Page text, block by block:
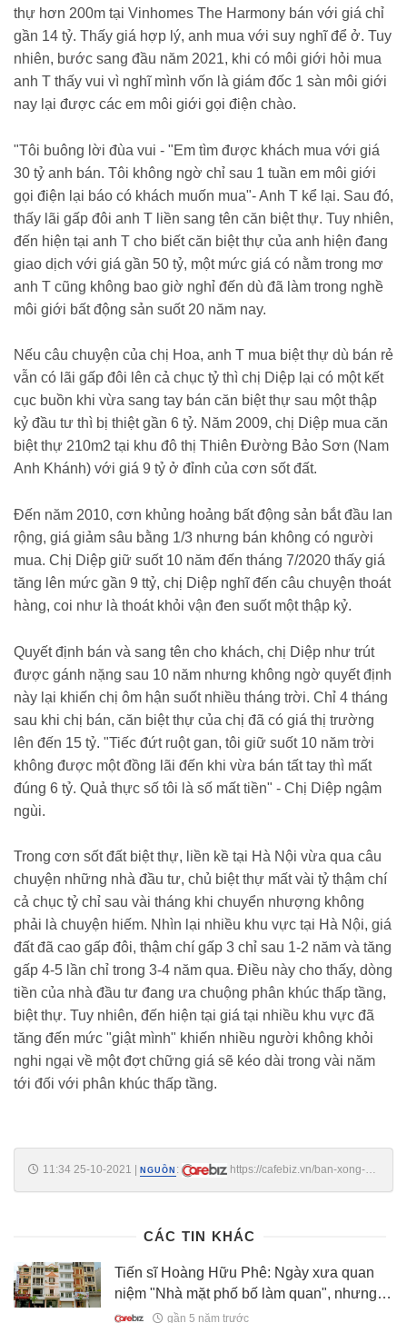
thự hơn 200m tại Vinhomes The Harmony bán với giá chỉ
gần 14 tỷ. Thấy giá hợp lý, anh mua với suy nghĩ để ở. Tuy
nhiên, bước sang đầu năm 2021, khi có môi giới hỏi mua
anh T thấy vui vì nghĩ mình vốn là giám đốc 1 sàn môi giới
nay lại được các em môi giới gọi điện chào.
"Tôi buông lời đùa vui - "Em tìm được khách mua với giá
30 tỷ anh bán. Tôi không ngờ chỉ sau 1 tuần em môi giới
gọi điện lại báo có khách muốn mua"- Anh T kể lại. Sau đó,
thấy lãi gấp đôi anh T liền sang tên căn biệt thự. Tuy nhiên,
đến hiện tại anh T cho biết căn biệt thự của anh hiện đang
giao dịch với giá gần 50 tỷ, một mức giá có nằm trong mơ
anh T cũng không bao giờ nghỉ đến dù đã làm trong nghề
môi giới bất động sản suốt 20 năm nay.
Nếu câu chuyện của chị Hoa, anh T mua biệt thự dù bán rẻ
vẫn có lãi gấp đôi lên cả chục tỷ thì chị Diệp lại có một kết
cục buồn khi vừa sang tay bán căn biệt thự sau một thập
kỷ đầu tư thì bị thiệt gần 6 tỷ. Năm 2009, chị Diệp mua căn
biệt thự 210m2 tại khu đô thị Thiên Đường Bảo Sơn (Nam
Anh Khánh) với giá 9 tỷ ở đỉnh của cơn sốt đất.
Đến năm 2010, cơn khủng hoảng bất động sản bắt đầu lan
rộng, giá giảm sâu bằng 1/3 nhưng bán không có người
mua. Chị Diệp giữ suốt 10 năm đến tháng 7/2020 thấy giá
tăng lên mức gần 9 ttỷ, chị Diệp nghĩ đến câu chuyện thoát
hàng, coi như là thoát khỏi vận đen suốt một thập kỷ.
Quyết định bán và sang tên cho khách, chị Diệp như trút
được gánh nặng sau 10 năm nhưng không ngờ quyết định
này lại khiến chị ôm hận suốt nhiều tháng trời. Chỉ 4 tháng
sau khi chị bán, căn biệt thự của chị đã có giá thị trường
lên đến 15 tỷ. "Tiếc đứt ruột gan, tôi giữ suốt 10 năm trời
không được một đồng lãi đến khi vừa bán tất tay thì mất
đúng 6 tỷ. Quả thực số tôi là số mất tiền" - Chị Diệp ngậm
ngùi.
Trong cơn sốt đất biệt thự, liền kề tại Hà Nội vừa qua câu
chuyện những nhà đầu tư, chủ biệt thự mất vài tỷ thậm chí
cả chục tỷ chỉ sau vài tháng khi chuyển nhượng không
phải là chuyện hiếm. Nhìn lại nhiều khu vực tại Hà Nội, giá
đất đã cao gấp đôi, thậm chí gấp 3 chỉ sau 1-2 năm và tăng
gấp 4-5 lần chỉ trong 3-4 năm qua. Điều này cho thấy, dòng
tiền của nhà đầu tư đang ưa chuộng phân khúc thấp tầng,
biệt thự. Tuy nhiên, đến hiện tại giá tại nhiều khu vực đã
tăng đến mức "giật mình" khiến nhiều người không khỏi
nghi ngại về một đợt chững giá sẽ kéo dài trong vài năm
tới đối với phân khúc thấp tầng.
11:34 25-10-2021 | NGUỒN :
https://cafebiz.vn/ban-xong-
CÁC TIN KHÁC
Tiến sĩ Hoàng Hữu Phê: Ngày xưa quan
niệm "Nhà mặt phố bố làm quan", nhưng
giờ đại gia ít ở mặt phố vì ồn, phức tạp xô
gần 5 năm trước